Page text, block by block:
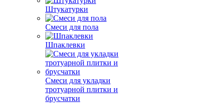
Штукатурки
Смеси для пола
Шпаклевки
Смеси для укладки
тротуарной плитки и
брусчатки